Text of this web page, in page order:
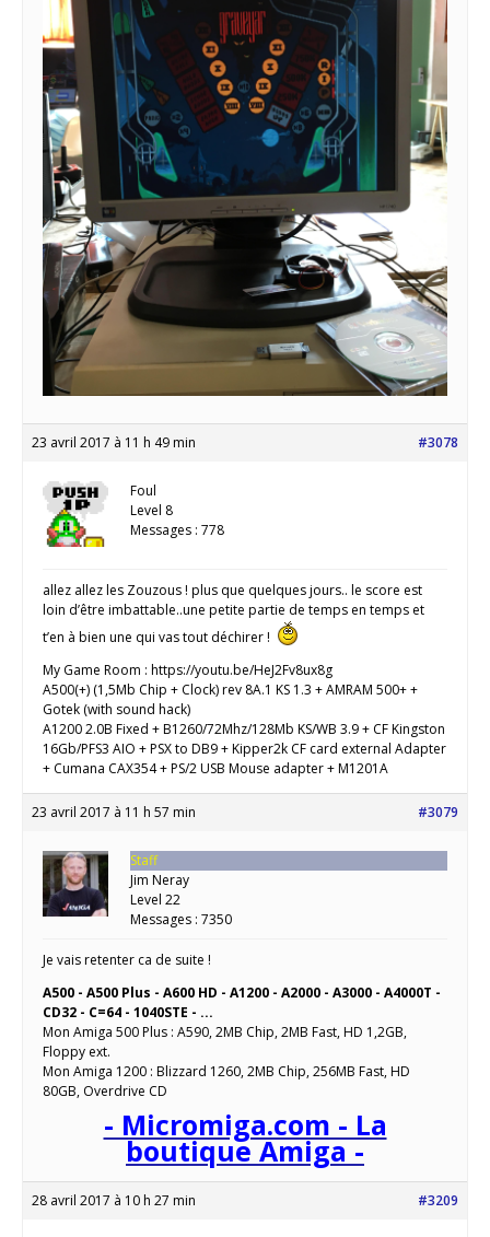
23 avril 2017 à 11 h 49 min #3078
Foul
Level 8
Messages : 778
allez allez les Zouzous ! plus que quelques jours.. le score est
loin d’être imbattable..une petite partie de temps en temps et
t’en à bien une qui vas tout déchirer !
My Game Room : https://youtu.be/HeJ2Fv8ux8g
A500(+) (1,5Mb Chip + Clock) rev 8A.1 KS 1.3 + AMRAM 500+ +
Gotek (with sound hack)
A1200 2.0B Fixed + B1260/72Mhz/128Mb KS/WB 3.9 + CF Kingston
16Gb/PFS3 AIO + PSX to DB9 + Kipper2k CF card external Adapter
+ Cumana CAX354 + PS/2 USB Mouse adapter + M1201A
23 avril 2017 à 11 h 57 min #3079
Staff
Jim Neray
Level 22
Messages : 7350
Je vais retenter ca de suite !
A500 - A500 Plus - A600 HD - A1200 - A2000 - A3000 - A4000T -
CD32 - C=64 - 1040STE - ...
Mon Amiga 500 Plus : A590, 2MB Chip, 2MB Fast, HD 1,2GB,
Floppy ext.
Mon Amiga 1200 : Blizzard 1260, 2MB Chip, 256MB Fast, HD
80GB, Overdrive CD
- Micromiga.com - La
boutique Amiga -
28 avril 2017 à 10 h 27 min #3209